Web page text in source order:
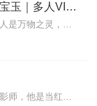
蛊真人｜大爱仙尊｜热血｜老宝玉｜多人VIP免费有声剧
内容简介【黑暗文反派流封神之作】人是万物之灵，蛊是天地真精。一个穿越者不断重生的故事。一个养蛊、炼蛊、用蛊的奇特世界。配音组（男角色）老宝玉旁白...
简介：她是刚刚毕业在寻找工作的摄影师，他是当红男星，她曾经因为母亲抛弃她和父亲而不相信爱情，他爱的女人因为利益而离开自己，而一段阴谋使他们两个相遇，把他们两个的...